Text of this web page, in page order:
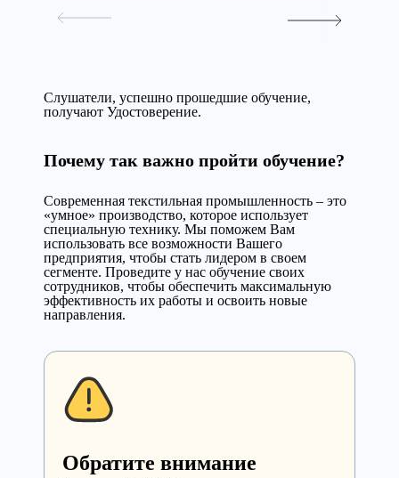
Слушатели, успешно прошедшие обучение,
получают Удостоверение.
Почему так важно пройти обучение?
Современная текстильная промышленность – это
«умное» производство, которое использует
специальную технику. Мы поможем Вам
использовать все возможности Вашего
предприятия, чтобы стать лидером в своем
сегменте. Проведите у нас обучение своих
сотрудников, чтобы обеспечить максимальную
эффективность их работы и освоить новые
направления.
Обратите внимание